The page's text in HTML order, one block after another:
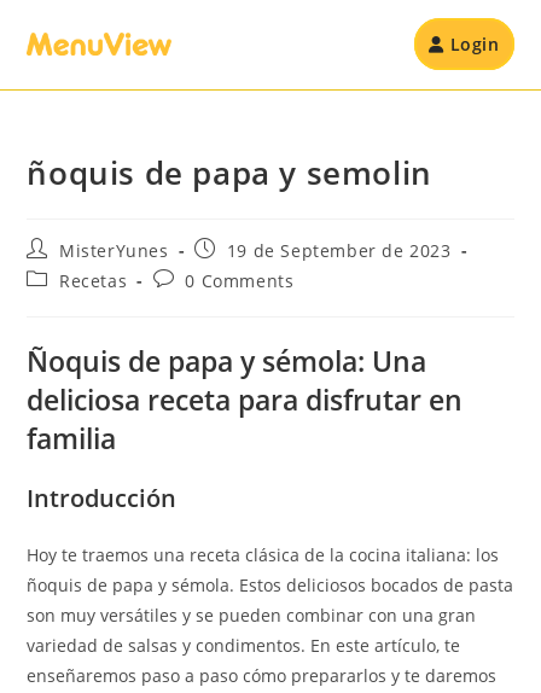
Login
ñoquis de papa y semolin
MisterYunes
19 de September de 2023
Recetas
0 Comments
Ñoquis de papa y sémola: Una
deliciosa receta para disfrutar en
familia
Introducción
Hoy te traemos una receta clásica de la cocina italiana: los
ñoquis de papa y sémola. Estos deliciosos bocados de pasta
son muy versátiles y se pueden combinar con una gran
variedad de salsas y condimentos. En este artículo, te
enseñaremos paso a paso cómo prepararlos y te daremos